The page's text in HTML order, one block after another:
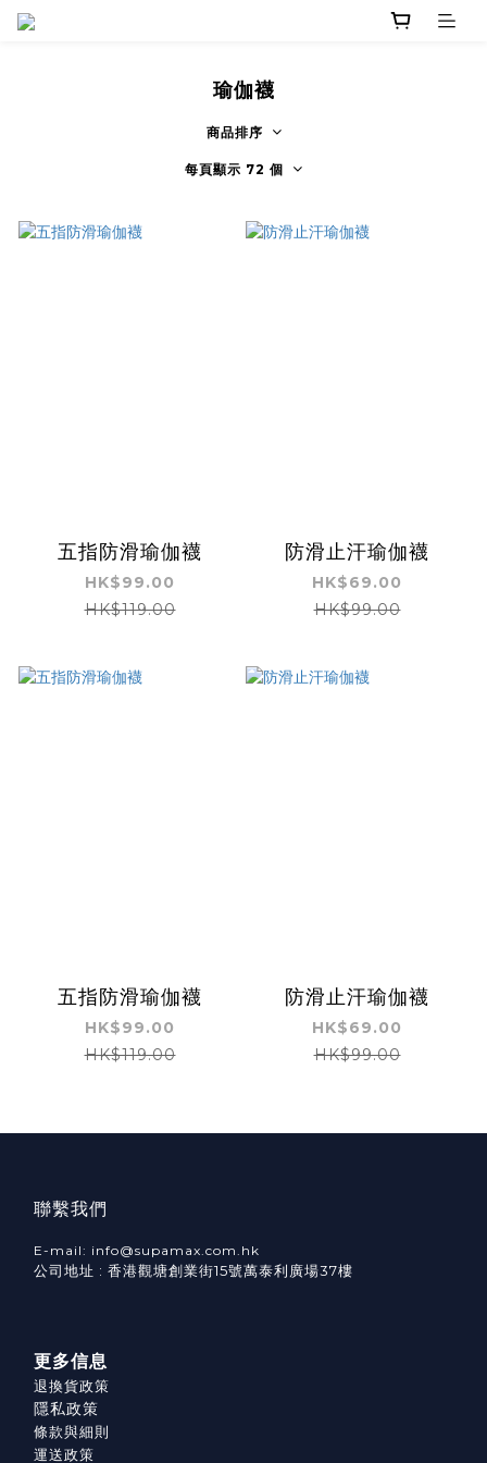
瑜伽襪
商品排序
每頁顯示 72 個
五指防滑瑜伽襪
HK$99.00
HK$119.00
防滑止汗瑜伽襪
HK$69.00
HK$99.00
五指防滑瑜伽襪
HK$99.00
HK$119.00
防滑止汗瑜伽襪
HK$69.00
HK$99.00
聯繫我們
E-mail: info@supamax.com.hk
公司地址 : 香港觀塘創業街15號萬泰利廣場37樓
更多信息
退換貨政策
隱私政策
條款與細則
運送政策